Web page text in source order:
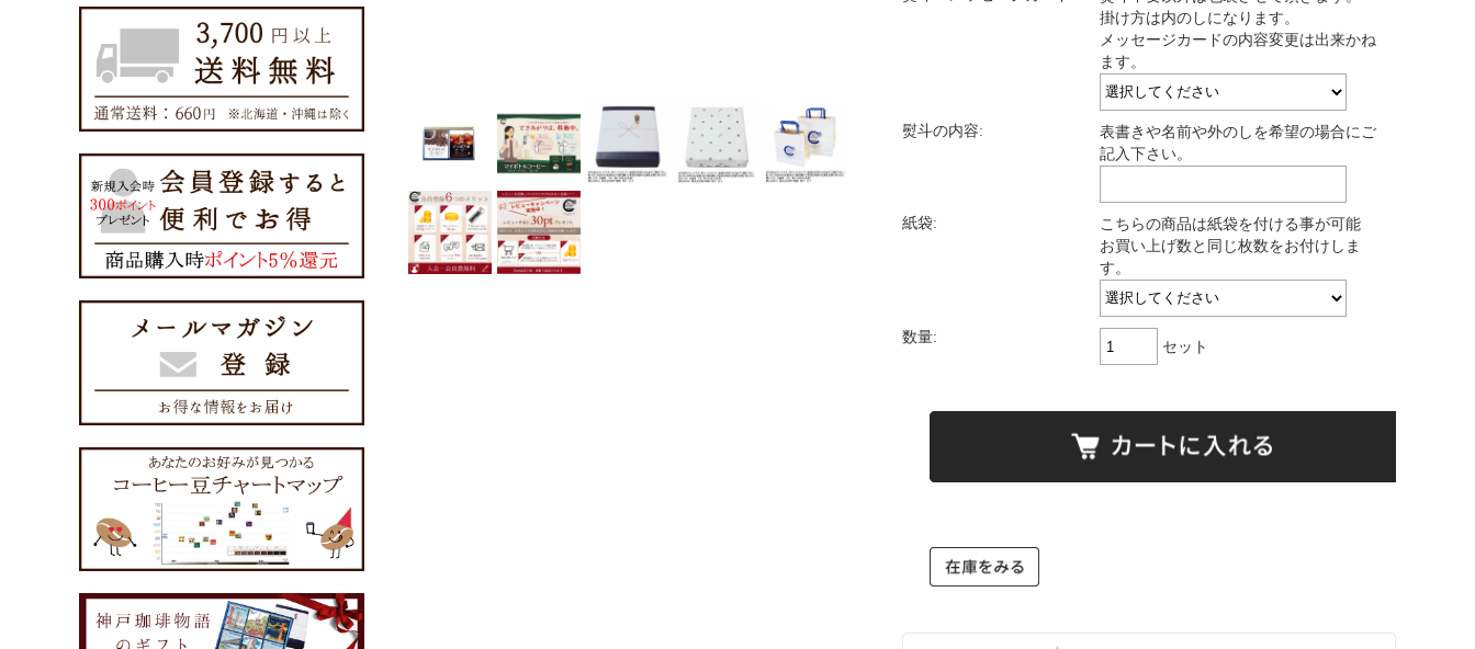
掛け方は内のしになります。
メッセージカードの内容変更は出来かね
ます。
熨斗の内容:
表書きや名前や外のしを希望の場合にご
記入下さい。
紙袋:
こちらの商品は紙袋を付ける事が可能
お買い上げ数と同じ枚数をお付けしま
す。
数量:
セット